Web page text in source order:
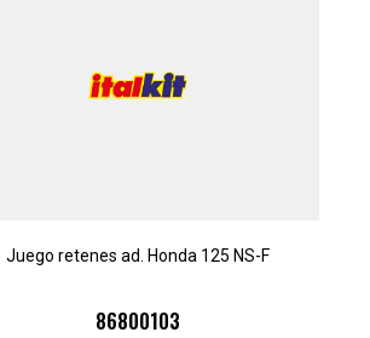
Juego retenes ad. Honda 125 NS-F
86800103